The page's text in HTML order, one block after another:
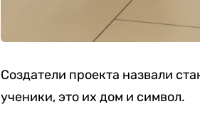
Создатели проекта назвали
ученики, это их дом и символ.